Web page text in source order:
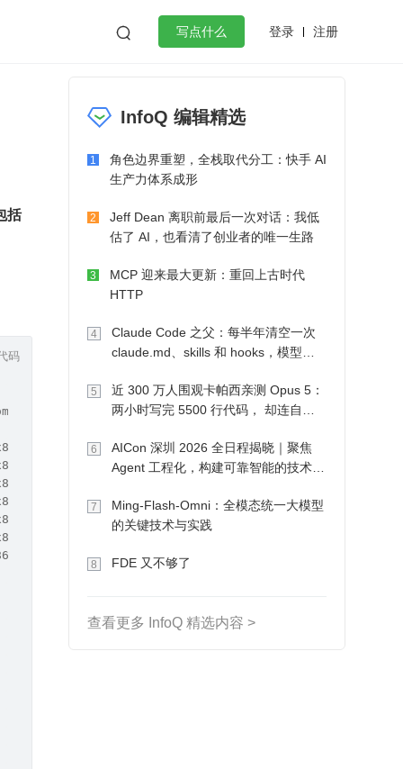
 写点什么 登录 注册
微服务架构 flutter
括
64_1of7.zip
64_2of7.zip
64_3of7.zip
64.zip
64.zip
64.zip
64.zip
码
InfoQ 编辑精选
1
角色边界重塑，全栈取代分工：快手 AI
生产力体系成形
2
Jeff Dean 离职前最后一次对话：我低
估了 AI，也看清了创业者的唯一生路
3
MCP 迎来最大更新：重回上古时代
HTTP
4
Claude Code 之父：每半年清空一次
claude.md、skills 和 hooks，模型自
5
近 300 万人围观卡帕西亲测 Opus 5：
两小时写完 5500 行代码， 却连自己
6
AICon 深圳 2026 全日程揭晓｜聚焦
Agent 工程化，构建可靠智能的技术路
7
Ming-Flash-Omni：全模态统一大模型
的关键技术与实践
8 FDE 又不够了
查看更多 InfoQ 精选内容 >